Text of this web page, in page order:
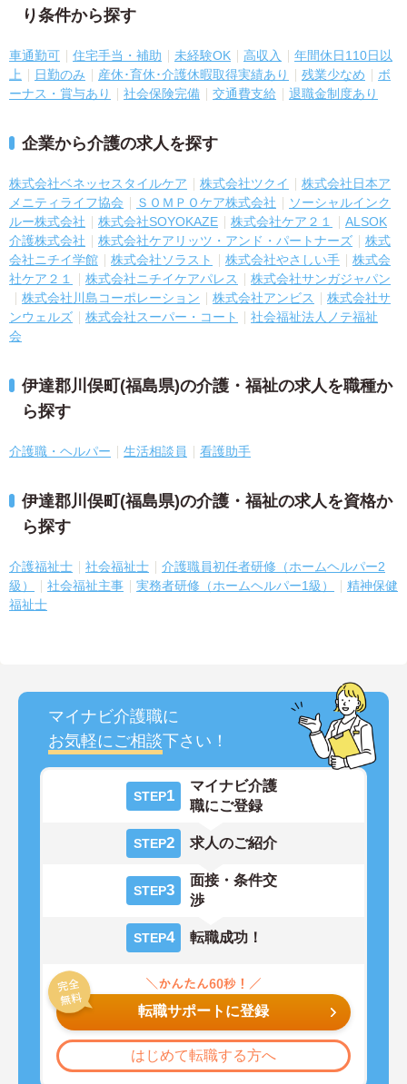
り条件から探す
車通勤可 住宅手当・補助 未経験OK 高収入
年間休日110日以
上
日勤のみ 産休･育休･介護休暇取得実績あり 残業少なめ
ボ
ーナス・賞与あり
社会保険完備 交通費支給 退職金制度あり
企業から介護の求人を探す
株式会社ベネッセスタイルケア 株式会社ツクイ
株式会社日本ア
メニティライフ協会
ＳＯＭＰＯケア株式会社
ソーシャルインク
ルー株式会社
株式会社SOYOKAZE 株式会社ケア２１
ALSOK
介護株式会社
株式会社ケアリッツ・アンド・パートナーズ
株式
会社ニチイ学館
株式会社ソラスト 株式会社やさしい手
株式会
社ケア２１
株式会社ニチイケアパレス
株式会社サンガジャパン
株式会社川島コーポレーション
株式会社アンビス
株式会社サ
ンウェルズ
株式会社スーパー・コート
社会福祉法人ノテ福祉
会
伊達郡川俣町(福島県)の介護・福祉の求人を職種か
ら探す
介護職・ヘルパー 生活相談員 看護助手
伊達郡川俣町(福島県)の介護・福祉の求人を資格か
ら探す
介護福祉士 社会福祉士
介護職員初任者研修（ホームヘルパー2
級）
社会福祉主事 実務者研修（ホームヘルパー1級）
精神保健
福祉士
マイナビ介護職に
お気軽にご相談下さい！
STEP1
マイナビ介護
職にご登録
STEP2 求人のご紹介
STEP3
面接・条件交
渉
STEP4 転職成功！
転職サポートに登録
はじめて転職する方へ